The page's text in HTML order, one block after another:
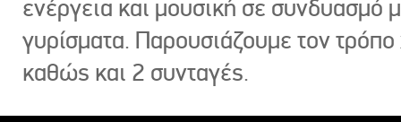
ενέργεια και μουσική σε συνδυασμό
γυρίσματα. Παρουσιάζουμε τον
καθώς και 2 συνταγές.